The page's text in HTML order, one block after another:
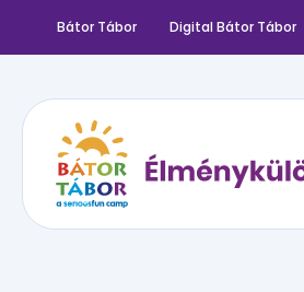
Bátor Tábor Digital Bátor Tábor